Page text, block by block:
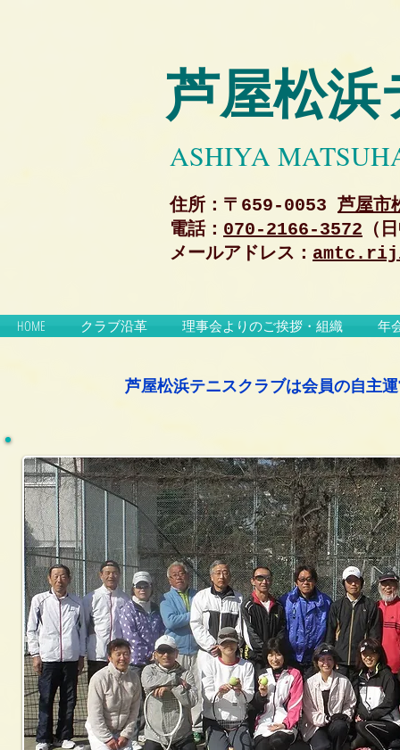
芦屋松浜
ASHIYA
住所：〒659-0053 芦屋市
電話： 070-2166-3572 （
メールアドレス：
HOME クラブ沿革 理事会よりのご挨拶・組織 年
芦屋松浜テニスクラブは会員の自主